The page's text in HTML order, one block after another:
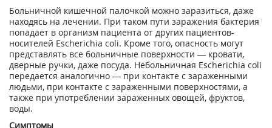
Больничной кишечной палочкой можно заразиться, даже
находясь на лечении. При таком пути заражения бактерия
попадает в организм пациента от других пациентов-
носителей Escherichia coli. Кроме того, опасность могут
представлять все больничные поверхности — кровати,
дверные ручки, даже посуда. Небольничная Escherichia coli
передается аналогично — при контакте с зараженными
людьми, при контакте с зараженными поверхностями, а
также при употреблении зараженных овощей, фруктов,
воды.
Симптомы